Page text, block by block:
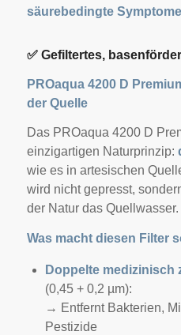
säurebedingte
✅Gefiltertes,
PROaqua 4200 D
der Quelle
Das PROaqua 4200 D
einzigartigen Naturprinzip:
wie es in artesischen
wird nicht gepresst,
der Natur das Quellwasser.
Was macht diesen Filter
Doppelte medizinisch
(0,45 + 0,2 µm):
→ Entfernt Bakterien,
Pestizide